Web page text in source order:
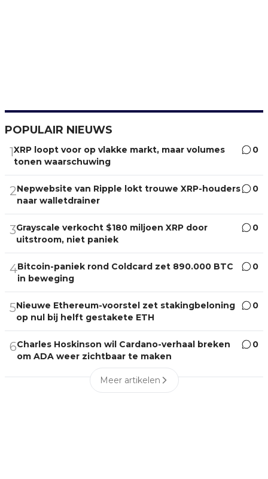
POPULAIR NIEUWS
1XRP loopt voor op vlakke markt, maar volumes
tonen waarschuwing
0
2Nepwebsite van Ripple lokt trouwe XRP-houders
naar walletdrainer
0
3Grayscale verkocht $180 miljoen XRP door
uitstroom, niet paniek
0
4Bitcoin-paniek rond Coldcard zet 890.000 BTC
in beweging
0
5Nieuwe Ethereum-voorstel zet stakingbeloning
op nul bij helft gestakete ETH
0
6Charles Hoskinson wil Cardano-verhaal breken
om ADA weer zichtbaar te maken
0
Meer artikelen